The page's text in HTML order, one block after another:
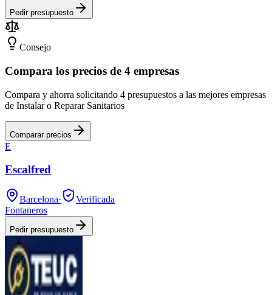
Pedir presupuesto
Consejo
Compara los precios de 4 empresas
Compara y ahorra solicitando 4 presupuestos a las mejores empresas
de Instalar o Reparar Sanitarios
Comparar precios
E
Escalfred
Barcelona·
Verificada
Fontaneros
Pedir presupuesto